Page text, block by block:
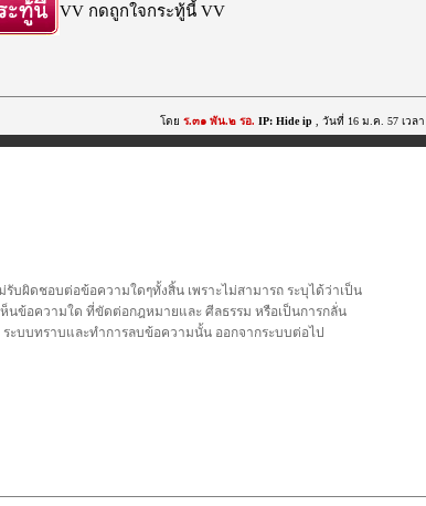
VV กดถูกใจกระทู้นี้ VV
โดย ร.๓๑ พัน.๒ รอ. IP: Hide ip , วันที่ 16 ม.ค. 57 เวลา
ผิดชอบต่อข้อความใดๆทั้งสิ้น เพราะไม่สามารถ ระบุได้ว่าเป็น
นข้อความใด ที่ขัดต่อกฎหมายและ ศีลธรรม หรือเป็นการกลั่น
ะบบทราบและทำการลบข้อความนั้น ออกจากระบบต่อไป